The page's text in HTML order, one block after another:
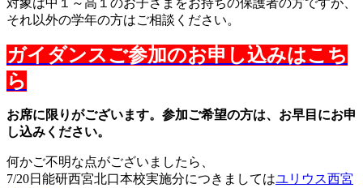
対象は中１～高１のお子さまをお持ちの保護者の方ですが、
それ以外の学年の方はご相談ください。
ガイダンスご参加のお申し込みはこち
ら
お席に限りがございます。参加ご希望の方は、お早目にお申
し込みください。
何かご不明な点がございましたら、
7/20日能研西宮北口本校実施分につきましてはユリウス西宮